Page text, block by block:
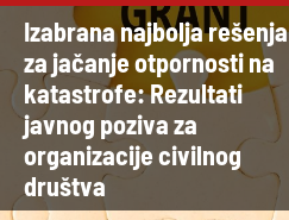
Izabrana najbolja rešenja
za jačanje otpornosti na
katastrofe: Rezultati
javnog poziva za
organizacije civilnog
društva